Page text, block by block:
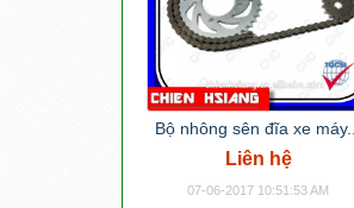
Bộ nhông sên đĩa xe máy...
Liên hệ
07-06-2017 10:51:53 AM